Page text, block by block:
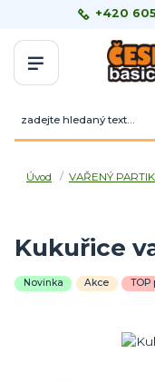
+420
Úvod VAŘENÝ
Kukuřice
Novinka Akce TOP